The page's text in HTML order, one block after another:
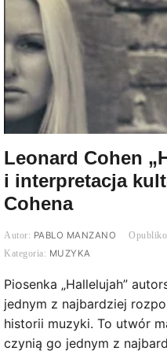
Leonard Cohen
i interpretacja
Cohena
PABLO MANZANO
MUZYKA
Piosenka „Hallelujah”
jednym z najbardziej
historii muzyki. To utwór
czynią go jednym z